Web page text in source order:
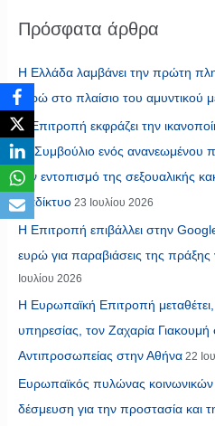
Πρόσφατα άρθρα
Η Ελλάδα λαμβάνει την πρώτη
ευρώ στο πλαίσιο του αμυντικού
Η Επιτροπή εκφράζει την
το Συμβούλιο ενός ανανεωμένου
τον εντοπισμό της σεξουαλικής
διαδίκτυο 23 Ιουλίου 2026
Η Επιτροπή επιβάλλει στην
ευρώ για παραβιάσεις της πράξης
Ιουλίου 2026
Η Ευρωπαϊκή Επιτροπή
υπηρεσίας, τον Ζαχαρία
Αντιπροσωπείας στην Αθήνα 22
Ευρωπαϊκός πυλώνας
δέσμευση για την προστασία και